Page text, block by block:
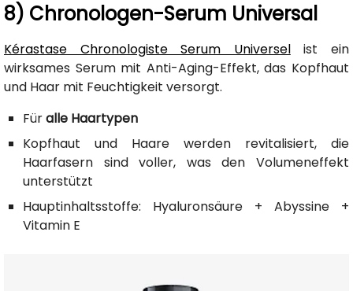
8) Chronologen-Serum Universal
Kérastase Chronologiste Serum Universelist ein
wirksames Serum mit Anti-Aging-Effekt, das Kopfhaut
und Haar mit Feuchtigkeit versorgt.
Füralle Haartypen
Kopfhaut und Haare werden revitalisiert, die
Haarfasern sind voller, was den Volumeneffekt
unterstützt
Hauptinhaltsstoffe: Hyaluronsäure + Abyssine +
Vitamin E